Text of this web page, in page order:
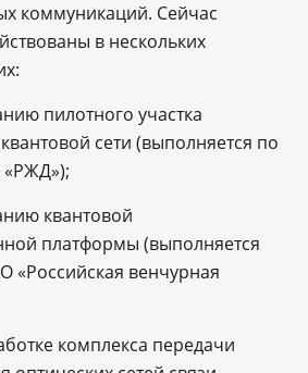
коммуникаций. Сейчас
в нескольких
пилотного участка
сети (выполняется по
«РЖД»);
квантовой
платформы (выполняется
«Российская венчурная
комплекса передачи